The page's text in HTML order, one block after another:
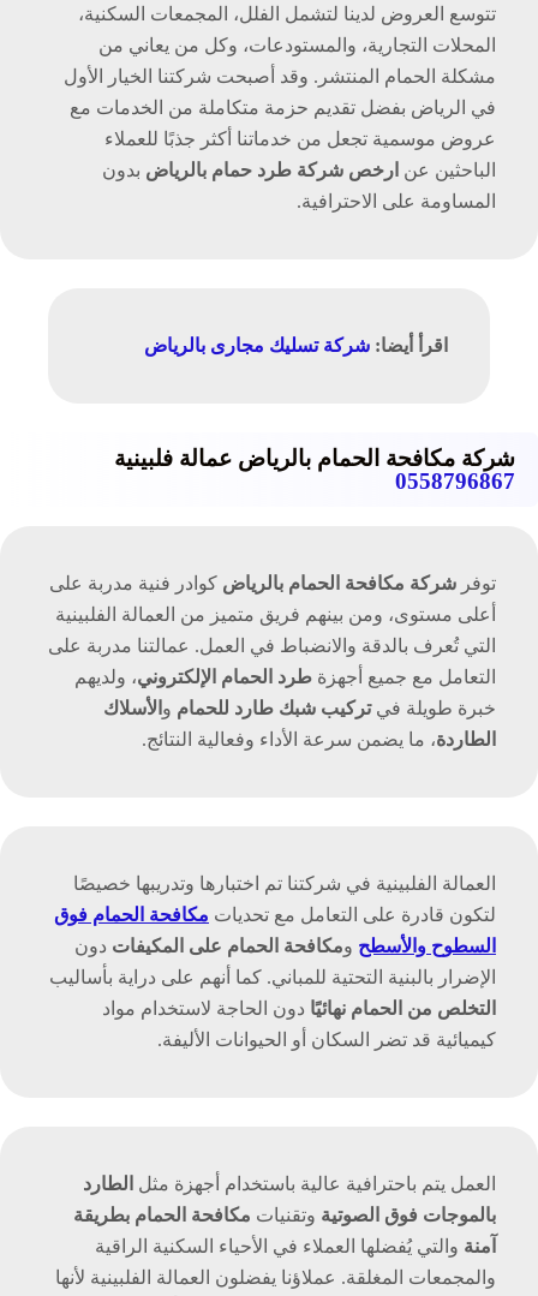
تتوسع العروض لدينا لتشمل الفلل، المجمعات السكنية،
المحلات التجارية، والمستودعات، وكل من يعاني من
مشكلة الحمام المنتشر. وقد أصبحت شركتنا الخيار الأول
في الرياض بفضل تقديم حزمة متكاملة من الخدمات مع
عروض موسمية تجعل من خدماتنا أكثر جذبًا للعملاء
الباحثين عن ارخص شركة طرد حمام بالرياض بدون
المساومة على الاحترافية.
اقرأ أيضا: شركة تسليك مجارى بالرياض
شركة مكافحة الحمام بالرياض عمالة فلبينية
0558796867
توفر شركة مكافحة الحمام بالرياض كوادر فنية مدربة على
أعلى مستوى، ومن بينهم فريق متميز من العمالة الفلبينية
التي تُعرف بالدقة والانضباط في العمل. عمالتنا مدربة على
التعامل مع جميع أجهزة طرد الحمام الإلكتروني، ولديهم
خبرة طويلة فيتركيب شبك طارد للحمام و الأسلاك
الطاردة، ما يضمن سرعة الأداء وفعالية النتائج.
العمالة الفلبينية في شركتنا تم اختبارها وتدريبها خصيصًا
لتكون قادرة على التعامل مع تحديات مكافحة الحمام فوق
السطوح والأسطح ومكافحة الحمام على المكيفات دون
الإضرار بالبنية التحتية للمباني. كما أنهم على دراية بأساليب
التخلص من الحمام نهائيًا دون الحاجة لاستخدام مواد
كيميائية قد تضر السكان أو الحيوانات الأليفة.
العمل يتم باحترافية عالية باستخدام أجهزة مثل الطارد
بالموجات فوق الصوتية وتقنيات مكافحة الحمام بطريقة
آمنة والتي يُفضلها العملاء في الأحياء السكنية الراقية
والمجمعات المغلقة. عملاؤنا يفضلون العمالة الفلبينية لأنها